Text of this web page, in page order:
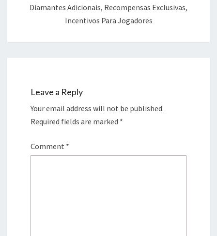
Diamantes Adicionais, Recompensas Exclusivas,
Incentivos Para Jogadores
Leave a Reply
Your email address will not be published.
Required fields are marked *
Comment *